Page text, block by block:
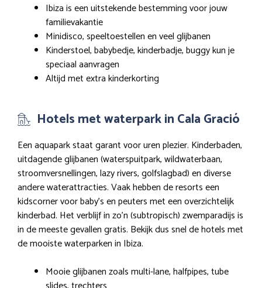
Ibiza is een uitstekende bestemming voor jouw
familievakantie
Minidisco, speeltoestellen en veel glijbanen
Kinderstoel, babybedje, kinderbadje, buggy kun je
speciaal aanvragen
Altijd met extra kinderkorting
Hotels met waterpark in Cala Gració
Een aquapark staat garant voor uren plezier. Kinderbaden,
uitdagende glijbanen (waterspuitpark, wildwaterbaan,
stroomversnellingen, lazy rivers, golfslagbad) en diverse
andere waterattracties. Vaak hebben de resorts een
kidscorner voor baby’s en peuters met een overzichtelijk
kinderbad. Het verblijf in zo’n (subtropisch) zwemparadijs is
in de meeste gevallen gratis. Bekijk dus snel de hotels met
de mooiste waterparken in Ibiza.
Mooie glijbanen zoals multi-lane, halfpipes, tube